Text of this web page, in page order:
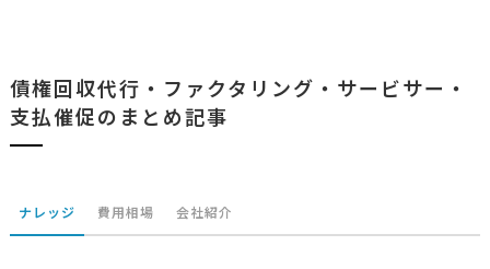
債権回収代行・ファクタリング・サービサー・
支払催促のまとめ記事
ナレッジ 費用相場 会社紹介